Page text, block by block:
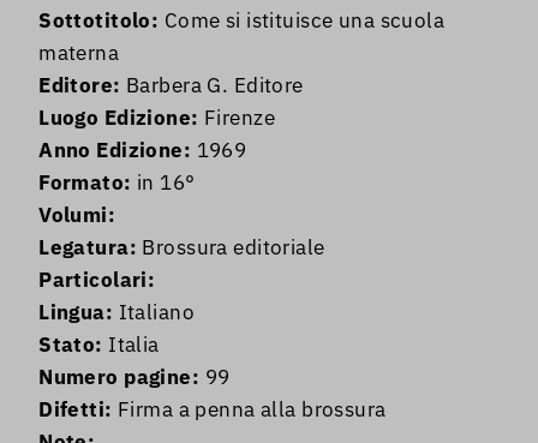
Sottotitolo: Come si istituisce una scuola
materna
Editore: Barbera G. Editore
Luogo Edizione: Firenze
Anno Edizione: 1969
Formato: in 16°
Volumi:
Legatura: Brossura editoriale
Particolari:
Lingua: Italiano
Stato: Italia
Numero pagine: 99
Difetti: Firma a penna alla brossura